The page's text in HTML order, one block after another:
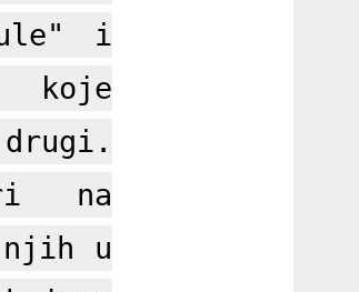
i
koje
na
u